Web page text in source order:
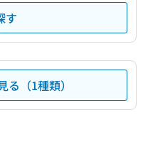
す
（1種類）